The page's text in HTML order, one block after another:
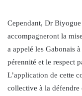
Cependant, Dr
accompagneront la
a appelé les Gabonais
pérennité et le respect
L’application de cette
collective à la défendre